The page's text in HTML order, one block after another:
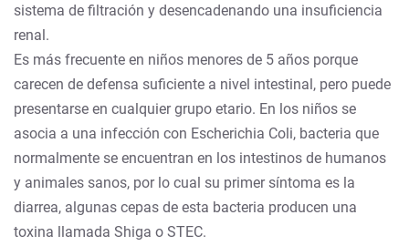
sistema de filtración y desencadenando una insuficiencia
renal.
Es más frecuente en niños menores de 5 años porque
carecen de defensa suficiente a nivel intestinal, pero puede
presentarse en cualquier grupo etario. En los niños se
asocia a una infección con Escherichia Coli, bacteria que
normalmente se encuentran en los intestinos de humanos
y animales sanos, por lo cual su primer síntoma es la
diarrea, algunas cepas de esta bacteria producen una
toxina llamada Shiga o STEC.